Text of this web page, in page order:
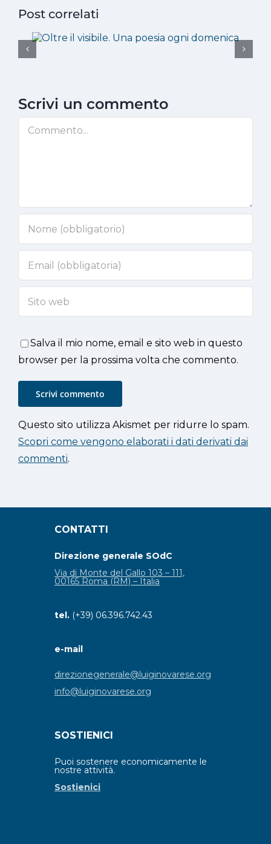
Post correlati
Scrivi un commento
Commento
Salva il mio nome, email e sito web in questo
browser per la prossima volta che commento.
Questo sito utilizza Akismet per ridurre lo spam.
Scopri come vengono elaborati i dati derivati dai
commenti.
CONTATTI
Direzione generale SOdC
Via di Monte del Gallo 103 – 111,
00165 Roma (RM) – Italia
tel. (+39) 06.396.742.43
e-mail
direzionegenerale@luiginovarese.org
info@luiginovarese.org
SOSTIENICI
Puoi sostenere economicamente le
nostre attività.
Sostienici